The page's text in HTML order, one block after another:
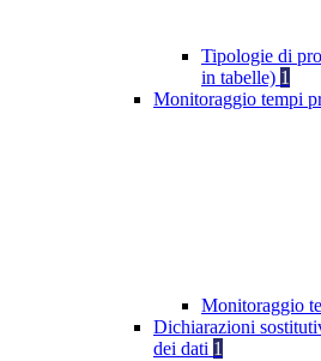
Tipologie di
in tabelle) 1
Monitoraggio tempi
Monitoraggio
Dichiarazioni
dei dati 1